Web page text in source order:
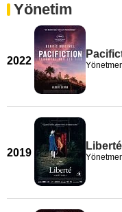
Yönetim
2022
2019
Liberté